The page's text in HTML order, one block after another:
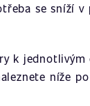
se sníží v
k jednotlivým
níže